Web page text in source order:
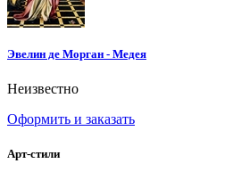
Эвелин де Морган - Медея
Неизвестно
Оформить и заказать
Арт-стили